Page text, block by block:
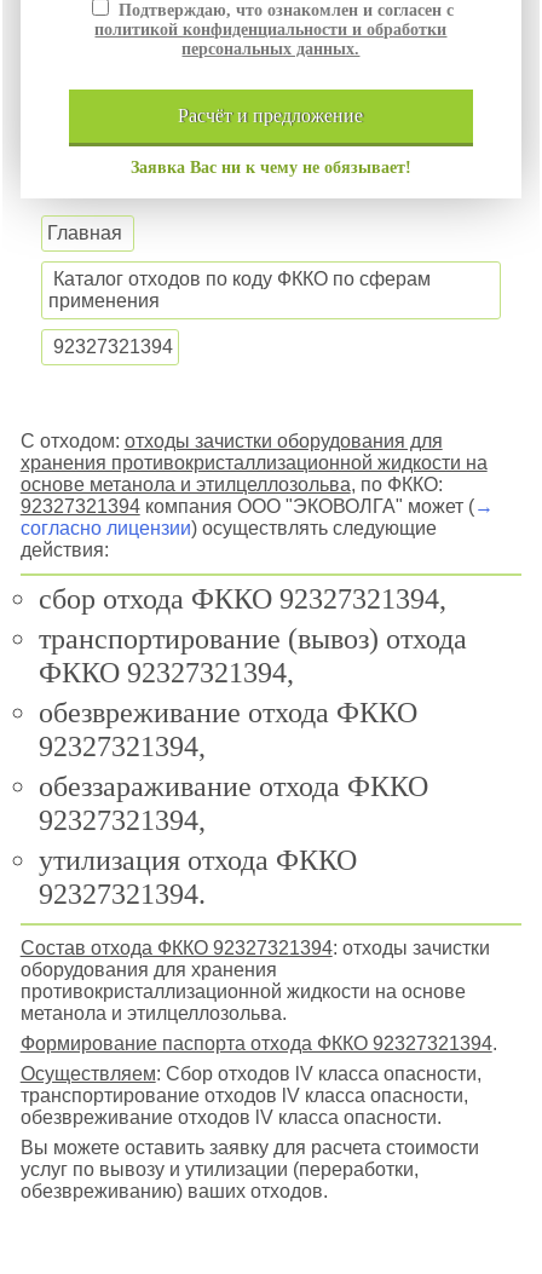
Подтверждаю, что ознакомлен и согласен с
политикой конфиденциальности и обработки
персональных данных.
расчёт ипредложение
Заявка Вас ни к чему не обязывает!
Главная
Каталог отходов по коду ФККО по сферам
применения
92327321394
С отходом: отходы зачистки оборудования для
хранения противокристаллизационной жидкости на
основе метанола и этилцеллозольва, по ФККО:
92327321394компания ООО "ЭКОВОЛГА" может (→
согласно лицензии) осуществлять следующие
действия:
сбор отхода ФККО 92327321394,
транспортирование (вывоз) отхода
ФККО 92327321394,
обезвреживание отхода ФККО
92327321394,
обеззараживание отхода ФККО
92327321394,
утилизация отхода ФККО
92327321394.
Состав отхода ФККО 92327321394: отходы зачистки
оборудования для хранения
противокристаллизационной жидкости на основе
метанола и этилцеллозольва.
Формирование паспорта отхода ФККО 92327321394.
Осуществляем: Сбор отходов lV класса опасности,
транспортирование отходов lV класса опасности,
обезвреживание отходов lV класса опасности.
Вы можете оставить заявку для расчета стоимости
услуг по вывозу и утилизации (переработки,
обезвреживанию) ваших отходов.